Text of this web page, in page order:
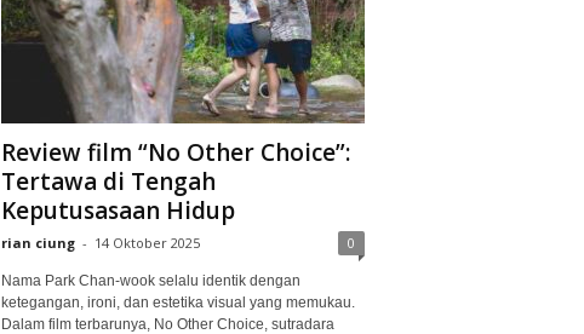
Review film “No Other Choice”:
Tertawa di Tengah
Keputusasaan Hidup
rian ciung - 14 Oktober 2025 0
Nama Park Chan-wook selalu identik dengan
ketegangan, ironi, dan estetika visual yang memukau.
Dalam film terbarunya, No Other Choice, sutradara